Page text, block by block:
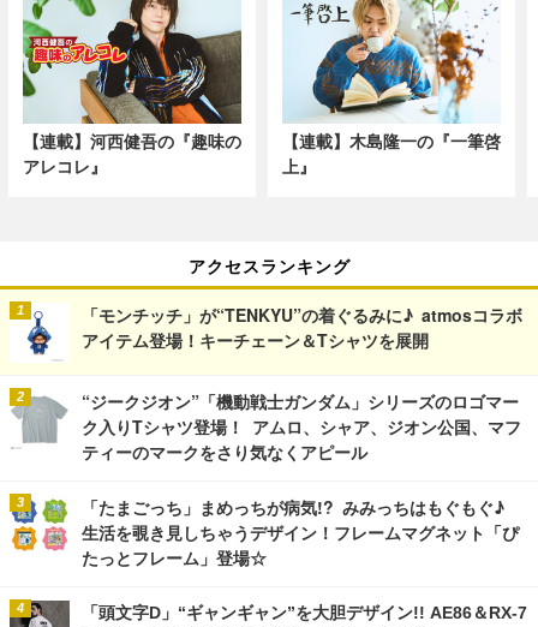
【連載】河西健吾の『趣味の
アレコレ』
【連載】木島隆一の『一筆啓
上』
アクセスランキング
「モンチッチ」が“TENKYU”の着ぐるみに♪ atmosコラボ
アイテム登場！キーチェーン＆Tシャツを展開
“ジークジオン”「機動戦士ガンダム」シリーズのロゴマー
ク入りTシャツ登場！ アムロ、シャア、ジオン公国、マフ
ティーのマークをさり気なくアピール
「たまごっち」まめっちが病気!? みみっちはもぐもぐ♪
生活を覗き見しちゃうデザイン！フレームマグネット「ぴ
たっとフレーム」登場☆
「頭文字D」“ギャンギャン”を大胆デザイン!! AE86＆RX-7